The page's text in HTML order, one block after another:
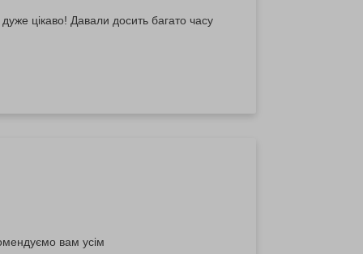
цікаво! Давали досить багато часу
вам усім